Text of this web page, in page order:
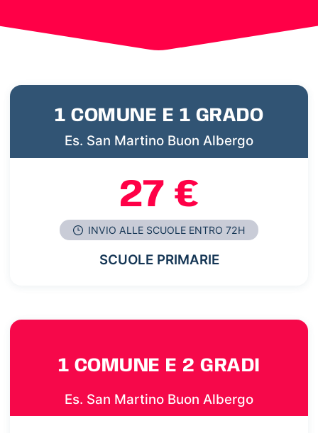
1 COMUNE E 1 GRADO
Es. San Martino Buon Albergo
27 €
INVIO ALLE SCUOLE ENTRO 72H
SCUOLE PRIMARIE
1 COMUNE E 2 GRADI
Es. San Martino Buon Albergo